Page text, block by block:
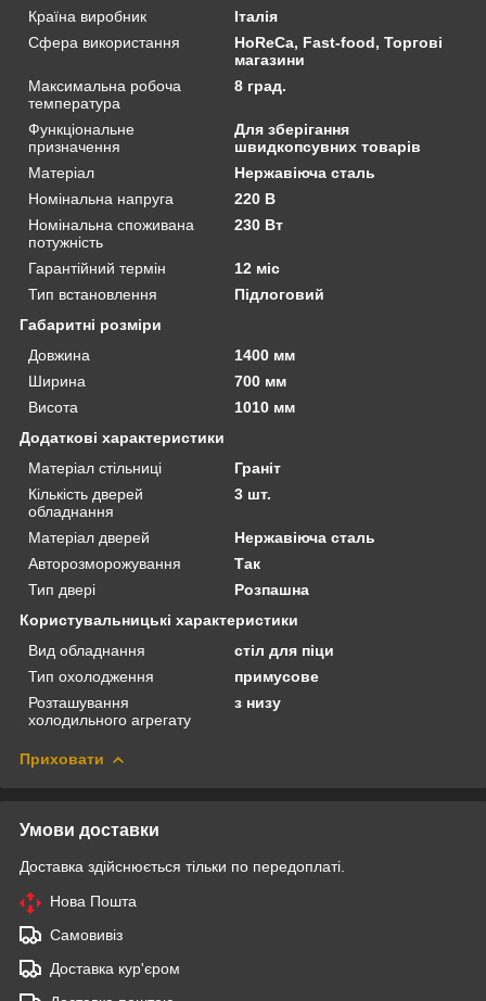
Країна виробник
Італія
Сфера використання
HoReCa, Fast-food, Торгові
магазини
Максимальна робоча
температура
8 град.
Функціональне
призначення
Для зберігання
швидкопсувних товарів
Матеріал
Нержавіюча сталь
Номінальна напруга
220 В
Номінальна споживана
потужність
230 Вт
Гарантійний термін
12 міс
Тип встановлення
Підлоговий
Габаритні розміри
Довжина
1400 мм
Ширина
700 мм
Висота
1010 мм
Додаткові характеристики
Матеріал стільниці
Граніт
Кількість дверей
обладнання
3 шт.
Матеріал дверей
Нержавіюча сталь
Авторозморожування
Так
Тип двері
Розпашна
Користувальницькі характеристики
Вид обладнання
стіл для піци
Тип охолодження
примусове
Розташування
холодильного агрегату
з низу
Приховати
Умови доставки
Доставка здійснюється тільки по передоплаті.
Нова Пошта
Самовивіз
Доставка кур'єром